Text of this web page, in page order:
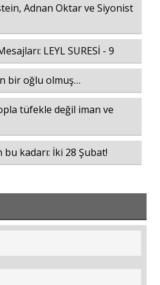
Adnan Oktar ve Siyonist
LEYL SURESİ - 9
bir oğlu olmuş…
tüfekle değil iman ve
kadarı: İki 28 Şubat!